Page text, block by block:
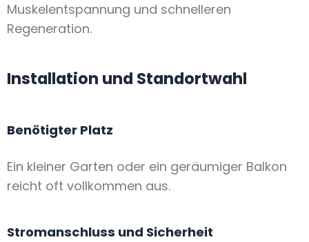
Muskelentspannung und schnelleren
Regeneration.
Installation und Standortwahl
Benötigter Platz
Ein kleiner Garten oder ein geräumiger Balkon
reicht oft vollkommen aus.
Stromanschluss und Sicherheit